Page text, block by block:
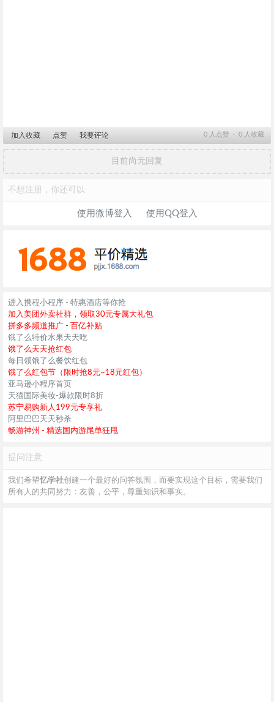
0 人点赞 ∙ 0 人收藏
加入收藏 点赞 我要评论
目前尚无回复
不想注册，你还可以
使用微博登入 使用QQ登入
进入携程小程序 - 特惠酒店等你抢
加入美团外卖社群，领取30元专属大礼包
拼多多频道推广 - 百亿补贴
饿了么特价水果天天吃
饿了么天天抢红包
每日领饿了么餐饮红包
饿了么红包节（限时抢8元~18元红包）
亚马逊小程序首页
天猫国际美妆-爆款限时8折
苏宁易购新人199元专享礼
阿里巴巴天天秒杀
畅游神州 - 精选国内游尾单狂甩
提问注意
我们希望忆学社创建一个最好的问答氛围，而要实现这个目标，需要我们
所有人的共同努力：友善，公平，尊重知识和事实。